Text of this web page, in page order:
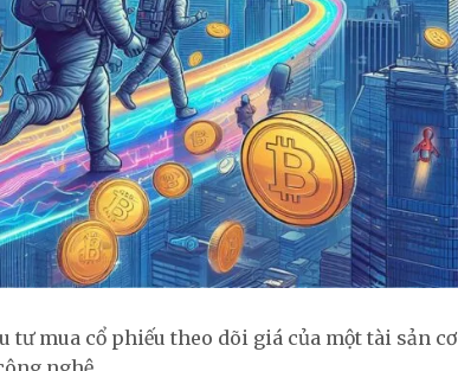
tư mua cổ phiếu theo dõi giá của một tài sản cơ